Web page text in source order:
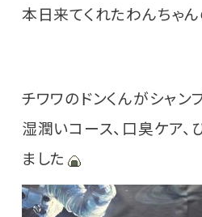
本日来てくれたわんちゃ
チワワのドンくんがシャン
湿潤いコース、口臭ケア、
ました